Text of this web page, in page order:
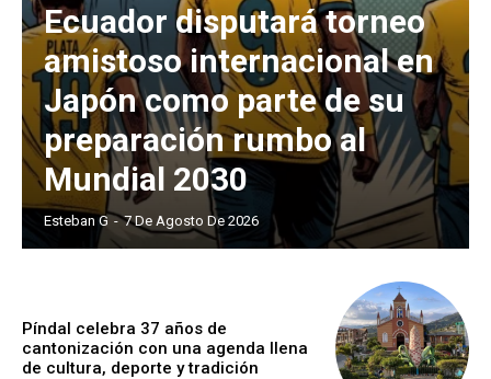
Ecuador disputará torneo
amistoso internacional en
Japón como parte de su
preparación rumbo al
Mundial 2030
Esteban G - 7 De Agosto De 2026
Píndal celebra 37 años de
cantonización con una agenda llena
de cultura, deporte y tradición